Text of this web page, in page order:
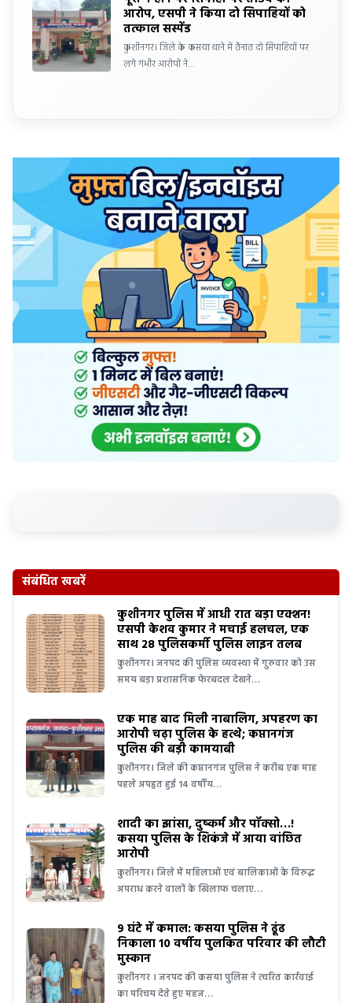
आरोप, एसपी ने किया दो सिपाहियों को
तत्काल सस्पेंड
कुशीनगर। जिले के कसया थाने में तैनात दो सिपाहियों पर
लगे गंभीर आरोपों ने…
संबंधित खबरें
कुशीनगर पुलिस में आधी रात बड़ा एक्शन!
एसपी केशव कुमार ने मचाई हलचल, एक
साथ 28 पुलिसकर्मी पुलिस लाइन तलब
कुशीनगर। जनपद की पुलिस व्यवस्था में गुरुवार को उस
समय बड़ा प्रशासनिक फेरबदल देखने…
एक माह बाद मिली नाबालिग, अपहरण का
आरोपी चढ़ा पुलिस के हत्थे; कप्तानगंज
पुलिस की बड़ी कामयाबी
कुशीनगर। जिले की कप्तानगंज पुलिस ने करीब एक माह
पहले अपहृत हुई 14 वर्षीय…
शादी का झांसा, दुष्कर्म और पॉक्सो…!
कसया पुलिस के शिकंजे में आया वांछित
आरोपी
कुशीनगर। जिले में महिलाओं एवं बालिकाओं के विरुद्ध
अपराध करने वालों के खिलाफ चलाए…
9 घंटे में कमाल: कसया पुलिस ने ढूंढ
निकाला 10 वर्षीय पुलकित परिवार की लौटी
मुस्कान
कुशीनगर । जनपद की कसया पुलिस ने त्वरित कार्रवाई
का परिचय देते हुए महज…